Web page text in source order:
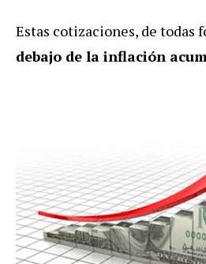
Estas cotizaciones, de todas
debajo de la inflación